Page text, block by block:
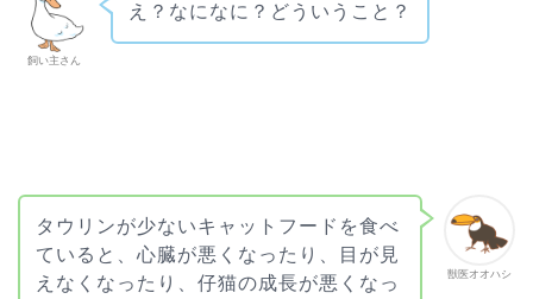
飼い主さん
え？なになに？どういうこと？
獣医オオハシ
タウリンが少ないキャットフードを食べ
ていると、心臓が悪くなったり、目が見
えなくなったり、仔猫の成長が悪くなっ